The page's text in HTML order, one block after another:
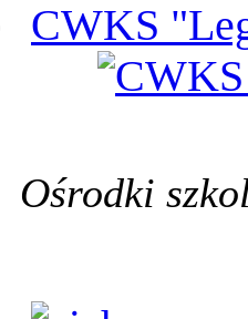
CWKS
Ośrodki